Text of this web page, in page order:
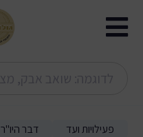
פעילויות ועד דבר